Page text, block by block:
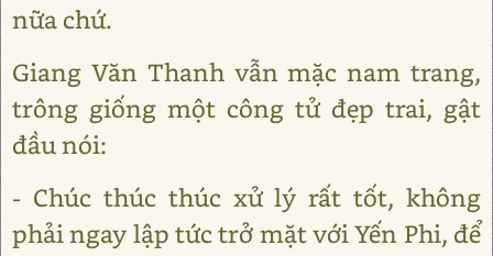
nữa chứ.
Giang Văn Thanh vẫn mặc nam trang,
trông giống một công tử đẹp trai, gật
đầu nói:
- Chúc thúc thúc xử lý rất tốt, không
phải ngay lập tức trở mặt với Yến Phi, để